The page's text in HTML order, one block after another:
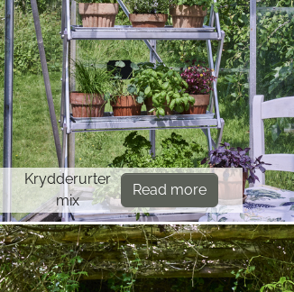
Krydderurter
mix
Read more